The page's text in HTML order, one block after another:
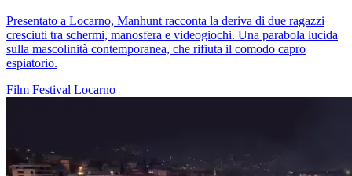
Presentato a Locarno, Manhunt racconta la deriva di due ragazzi
cresciuti tra schermi, manosfera e videogiochi. Una parabola lucida
sulla mascolinità contemporanea, che rifiuta il comodo capro
espiatorio.
Film Festival Locarno